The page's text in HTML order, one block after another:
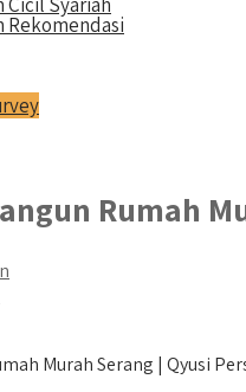
Rekomendasi
Rumah
Murah Serang | Qyusi